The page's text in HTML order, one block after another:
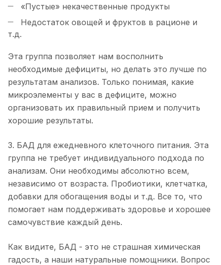
«Пустые» некачественные продукты
Недостаток овощей и фруктов в рационе и
т.д.
Эта группа позволяет нам восполнить
необходимые дефициты, но делать это лучше по
результатам анализов. Только понимая, какие
микроэлементы у вас в дефиците, можно
организовать их правильный прием и получить
хорошие результаты.
3. БАД для ежедневного клеточного питания. Эта
группа не требует индивидуального подхода по
анализам. Они необходимы абсолютно всем,
независимо от возраста. Пробиотики, клетчатка,
добавки для обогащения воды и т.д. Все то, что
помогает нам поддерживать здоровье и хорошее
самочувствие каждый день.
Как видите, БАД - это не страшная химическая
гадость, а наши натуральные помощники. Вопрос